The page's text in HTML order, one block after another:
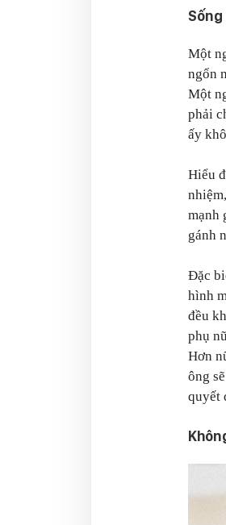
Một
ngổn
Một
phải
ấy
Hiểu
mạnh
gánh
Đặc
hình
đều
phụ
Hơn
ông
quyết